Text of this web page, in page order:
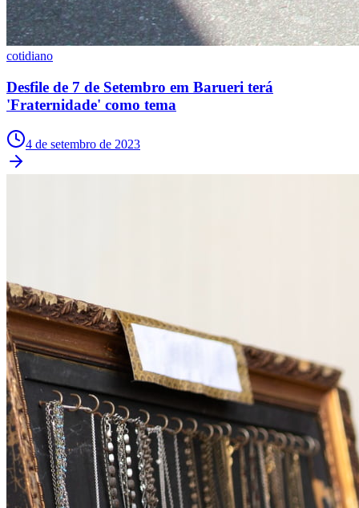
Botafogo
cotidiano
Desfile de 7 de Setembro em Barueri terá
'Fraternidade' como tema
4 de setembro de 2023